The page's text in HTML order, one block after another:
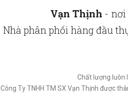
Vạn Thịnh -
Nhà phân phối hàng đầu
Chất lượng luôn
Công Ty TNHH TM SX Vạn Thịnh được